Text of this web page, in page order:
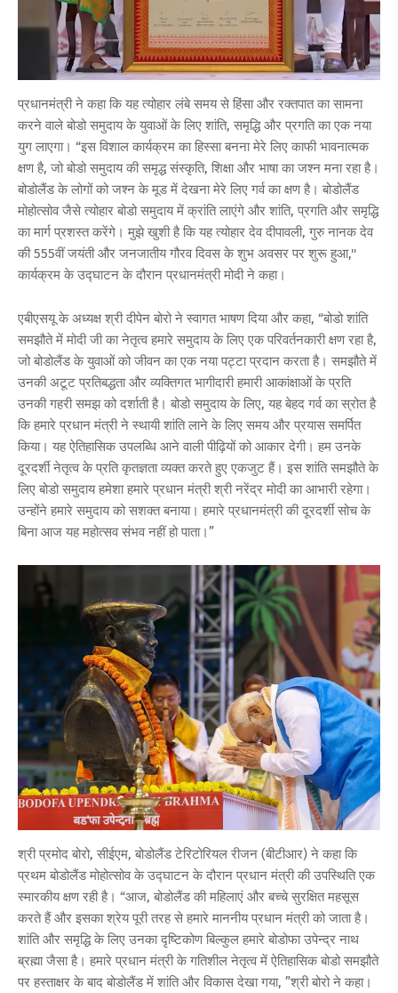
प्रधानमंत्री ने कहा कि यह त्योहार लंबे समय से हिंसा और रक्तपात का सामना
करने वाले बोडो समुदाय के युवाओं के लिए शांति, समृद्धि और प्रगति का एक नया
युग लाएगा। “इस विशाल कार्यक्रम का हिस्सा बनना मेरे लिए काफी भावनात्मक
क्षण है, जो बोडो समुदाय की समृद्ध संस्कृति, शिक्षा और भाषा का जश्न मना रहा है।
बोडोलैंड के लोगों को जश्न के मूड में देखना मेरे लिए गर्व का क्षण है। बोडोलैंड
मोहोत्सोव जैसे त्योहार बोडो समुदाय में क्रांति लाएंगे और शांति, प्रगति और समृद्धि
का मार्ग प्रशस्त करेंगे। मुझे खुशी है कि यह त्योहार देव दीपावली, गुरु नानक देव
की 555वीं जयंती और जनजातीय गौरव दिवस के शुभ अवसर पर शुरू हुआ,''
कार्यक्रम के उद्घाटन के दौरान प्रधानमंत्री मोदी ने कहा।
एबीएसयू के अध्यक्ष श्री दीपेन बोरो ने स्वागत भाषण दिया और कहा, “बोडो शांति
समझौते में मोदी जी का नेतृत्व हमारे समुदाय के लिए एक परिवर्तनकारी क्षण रहा है,
जो बोडोलैंड के युवाओं को जीवन का एक नया पट्टा प्रदान करता है। समझौते में
उनकी अटूट प्रतिबद्धता और व्यक्तिगत भागीदारी हमारी आकांक्षाओं के प्रति
उनकी गहरी समझ को दर्शाती है। बोडो समुदाय के लिए, यह बेहद गर्व का स्रोत है
कि हमारे प्रधान मंत्री ने स्थायी शांति लाने के लिए समय और प्रयास समर्पित
किया। यह ऐतिहासिक उपलब्धि आने वाली पीढ़ियों को आकार देगी। हम उनके
दूरदर्शी नेतृत्व के प्रति कृतज्ञता व्यक्त करते हुए एकजुट हैं। इस शांति समझौते के
लिए बोडो समुदाय हमेशा हमारे प्रधान मंत्री श्री नरेंद्र मोदी का आभारी रहेगा।
उन्होंने हमारे समुदाय को सशक्त बनाया। हमारे प्रधानमंत्री की दूरदर्शी सोच के
बिना आज यह महोत्सव संभव नहीं हो पाता।”
श्री प्रमोद बोरो, सीईएम, बोडोलैंड टेरिटोरियल रीजन (बीटीआर) ने कहा कि
प्रथम बोडोलैंड मोहोत्सोव के उद्घाटन के दौरान प्रधान मंत्री की उपस्थिति एक
स्मारकीय क्षण रही है। “आज, बोडोलैंड की महिलाएं और बच्चे सुरक्षित महसूस
करते हैं और इसका श्रेय पूरी तरह से हमारे माननीय प्रधान मंत्री को जाता है।
शांति और समृद्धि के लिए उनका दृष्टिकोण बिल्कुल हमारे बोडोफा उपेन्द्र नाथ
ब्रह्मा जैसा है। हमारे प्रधान मंत्री के गतिशील नेतृत्व में ऐतिहासिक बोडो समझौते
पर हस्ताक्षर के बाद बोडोलैंड में शांति और विकास देखा गया, ”श्री बोरो ने कहा।